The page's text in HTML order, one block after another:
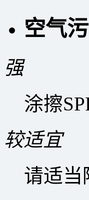
空气
强
涂擦
较适宜
请适当